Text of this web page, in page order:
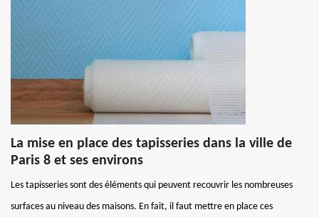
La mise en place des tapisseries dans la ville de
Paris 8 et ses environs
Les tapisseries sont des éléments qui peuvent recouvrir les nombreuses
surfaces au niveau des maisons. En fait, il faut mettre en place ces